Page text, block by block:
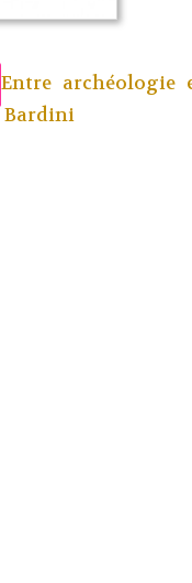
Entre archéologie
Bardini